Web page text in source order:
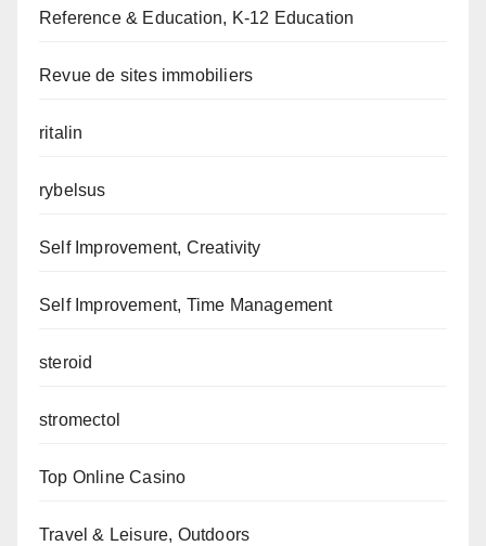
Reference & Education, K-12 Education
Revue de sites immobiliers
ritalin
rybelsus
Self Improvement, Creativity
Self Improvement, Time Management
steroid
stromectol
Top Online Casino
Travel & Leisure, Outdoors